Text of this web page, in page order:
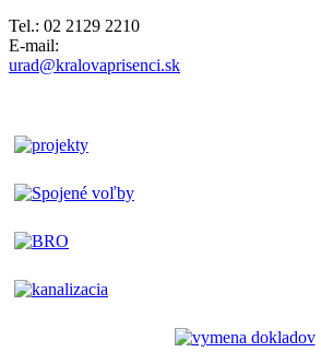
Tel.: 02 2129 2210
E-mail:
urad@kralovaprisenci.sk